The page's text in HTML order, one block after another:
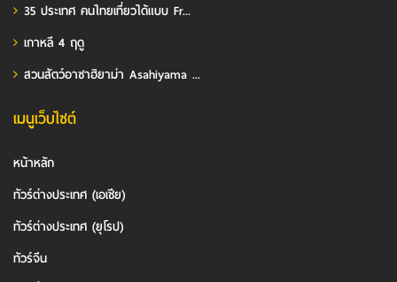
35 ประเทศ คนไทยเที่ยวได้แบบ Fr...
เกาหลี 4 ฤดู
สวนสัตว์อาซาฮิยาม่า Asahiyama ...
เมนูเว็บไซต์
หน้าหลัก
ทัวร์ต่างประเทศ (เอเชีย)
ทัวร์ต่างประเทศ (ยุโรป)
ทัวร์จีน